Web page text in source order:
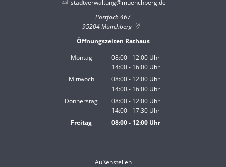
stadtverwaltung@muenchberg.de
Postfach 467
95204Münchberg
Öffnungszeiten Rathaus
Montag
08:00- 12:00 Uhr
Von 08:00 bis 12:00 Uhr
14:00- 16:00 Uhr
Von 14:00 bis 16:00 Uhr
Mittwoch 08:00- 12:00 Uhr
Von 08:00 bis 12:00 Uhr
14:00- 16:00 Uhr
Von 14:00 bis 16:00 Uhr
Donnerstag 08:00- 12:00 Uhr
Von 08:00 bis 12:00 Uhr
14:00- 17:30 Uhr
Von 14:00 bis 17:30 Uhr
Freitag 08:00- 12:00Uhr
Außenstellen